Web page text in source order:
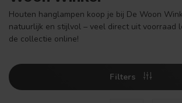
Houten hanglampen koop je bij De Woon
natuurlijk en stijlvol – veel direct uit voorraad
de collectie online!
Filters